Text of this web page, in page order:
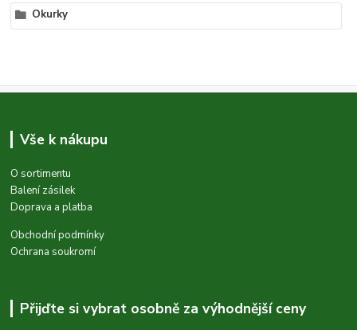
Okurky
Vše k nákupu
O sortimentu
Balení zásilek
Doprava a platba
Obchodní podmínky
Ochrana soukromí
Přijďte si vybrat osobně za výhodnější ceny